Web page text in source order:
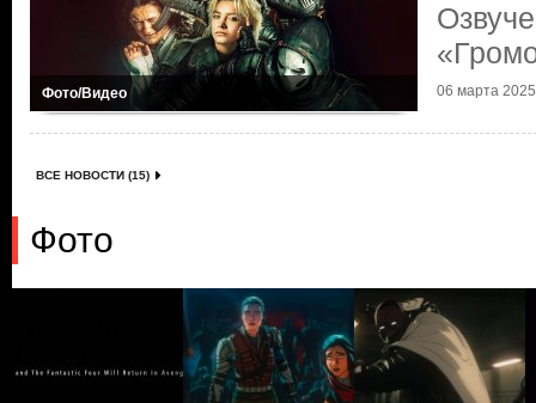
Фото/Видео 06 марта 2025
ВСЕ НОВОСТИ (15)
Фото